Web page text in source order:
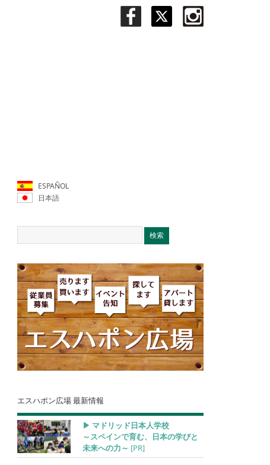
ESPAÑOL
日本語
エスハポン広場 最新情報
▶︎ マドリッド日本人学校
～スペインで育む、日本の学びと
未来への力～ [PR]